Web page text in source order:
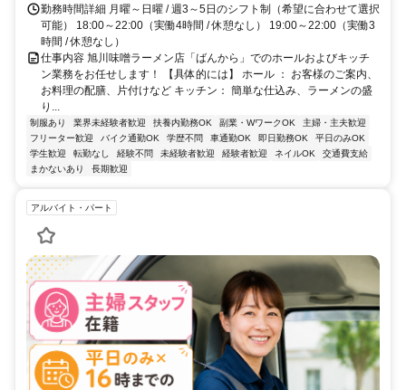
勤務時間詳細 月曜～日曜 / 週3～5日のシフト制（希望に合わせて選択
可能） 18:00～22:00（実働4時間 / 休憩なし） 19:00～22:00（実働3
時間 / 休憩なし）
仕事内容 旭川味噌ラーメン店「ばんから」でのホールおよびキッチ
ン業務をお任せします！ 【具体的には】 ホール ： お客様のご案内、
お料理の配膳、片付けなど キッチン： 簡単な仕込み、ラーメンの盛
り...
制服あり 業界未経験者歓迎 扶養内勤務OK 副業・WワークOK
主婦・主夫歓迎
フリーター歓迎
バイク通勤OK 学歴不問 車通勤OK 即日勤務OK
平日のみOK
学生歓迎
転勤なし 経験不問 未経験者歓迎 経験者歓迎 ネイルOK
交通費支給
まかないあり
長期歓迎
アルバイト・パート